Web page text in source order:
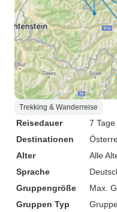
Trekking & Wanderreise
Reisedauer
7 Tage
Destinationen
Alter
Alle
Sprache
Gruppengröße
Max.
Gruppen Typ